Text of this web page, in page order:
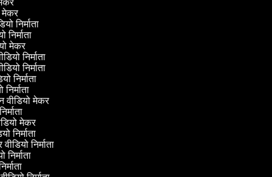
मेकर
मेकर
निर्माता
निर्माता
मेकर
निर्माता
निर्माता
निर्माता
निर्माता
वीडियो मेकर
मेकर
निर्माता
निर्माता
निर्माता